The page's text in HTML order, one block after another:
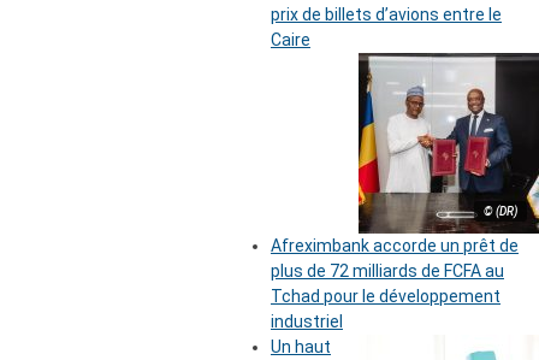
prix de billets d’avions entre le
Caire
© (DR)
Afreximbank accorde un prêt de
plus de 72 milliards de FCFA au
Tchad pour le développement
industriel
Un haut